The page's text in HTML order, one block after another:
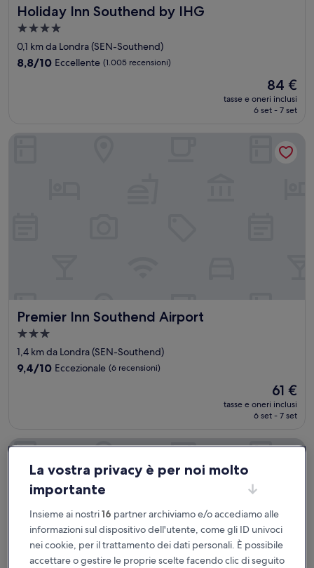
Holiday Inn Southend by IHG
Holiday Inn Southend by IHG
Struttura
a
4.0
stelle
0,1 km da Londra (SEN-Southend)
8.8
8,8/10 Eccellente (1.005 recensioni)
Il
prezzo
attuale
84 €
tasse e oneri inclusi
6 set - 7 set
Premier Inn Southend Airport
Premier Inn Southend Airport
Struttura
a
3.0
1,4 km da Londra (SEN-Southend)
9.4
9,4/10 Eccezionale (6 recensioni)
Il
prezzo
attuale
61 €
61 €
tasse e oneri inclusi
6 set - 7 set
Premier Inn Southend Airport
Seven Hotel
La vostra privacy è per noi molto
importante
Insieme ai nostri16 partner archiviamo e/o accediamo alle
informazioni sul dispositivo dell'utente, come gli ID univoci
nei cookie, per il trattamento dei dati personali. È possibile
accettare o gestire le proprie scelte facendo clic di seguito